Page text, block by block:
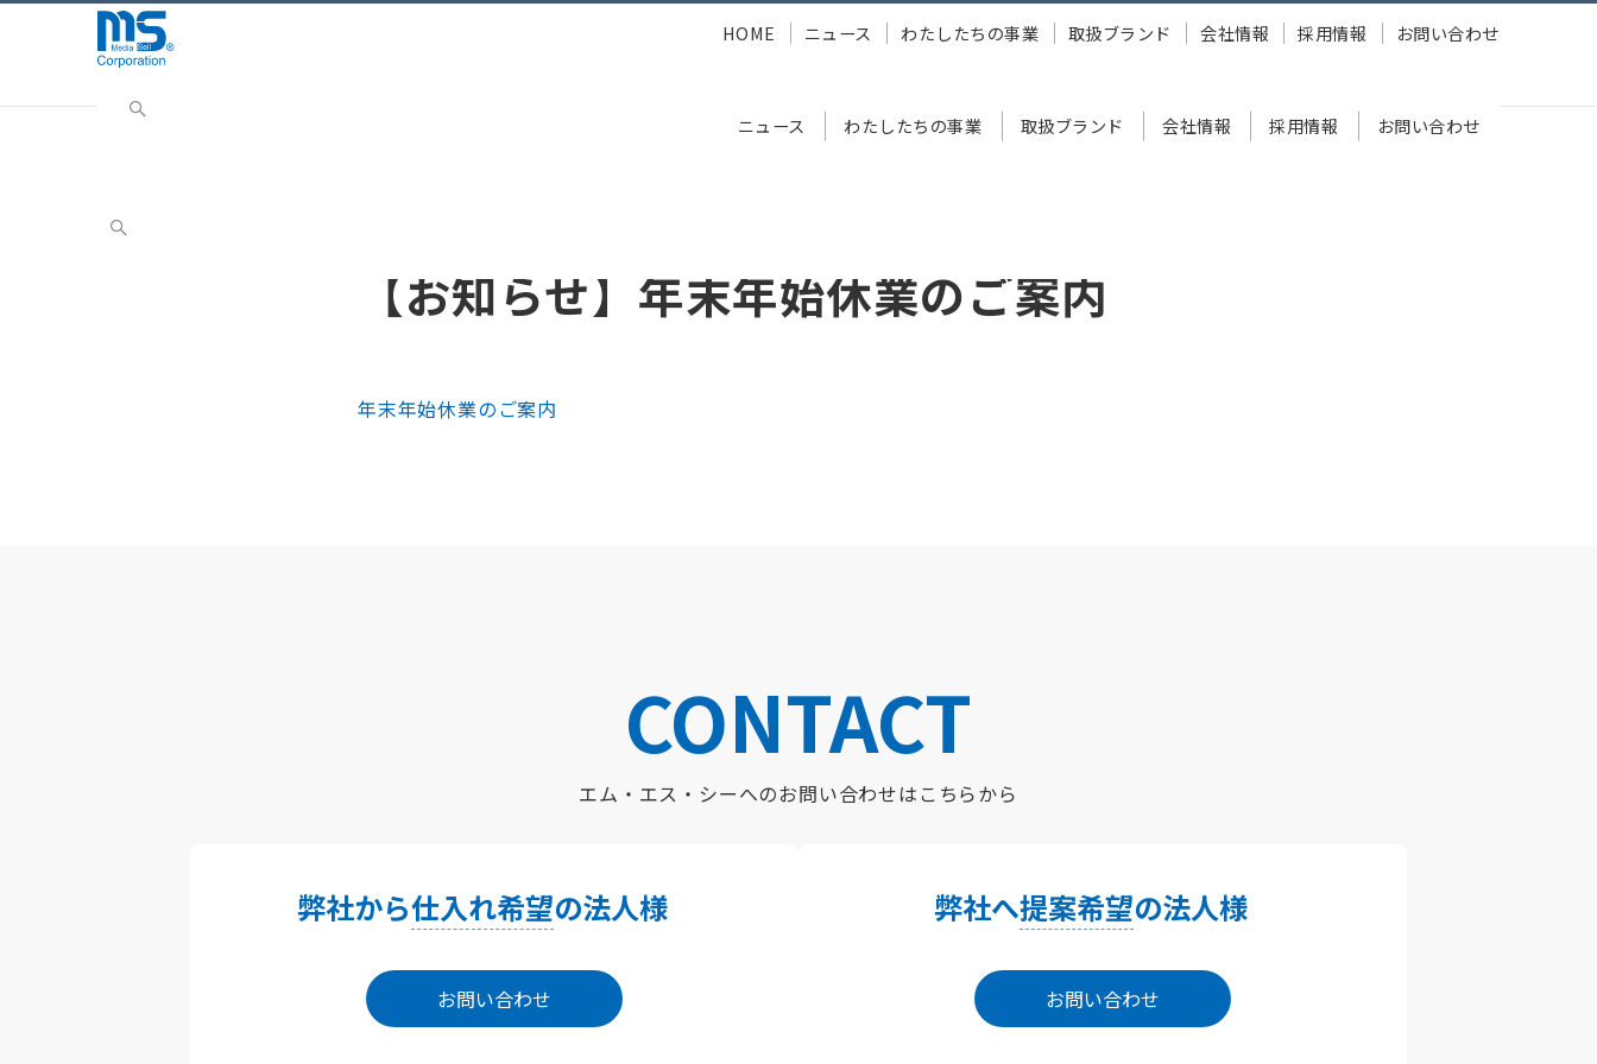
ニュース わたしたちの事業 取扱ブランド 会社情報 採用情報 お問い合わせ
HOME ニュース わたしたちの事業 取扱ブランド 会社情報 採用情報 お問い合わせ
【お知らせ】年末年始休業のご案内
年末年始休業のご案内
CONTACT
エム・エス・シーへのお問い合わせはこちらから
弊社から仕入れ希望の法人様
お問い合わせ
弊社へ提案希望の法人様
お問い合わせ